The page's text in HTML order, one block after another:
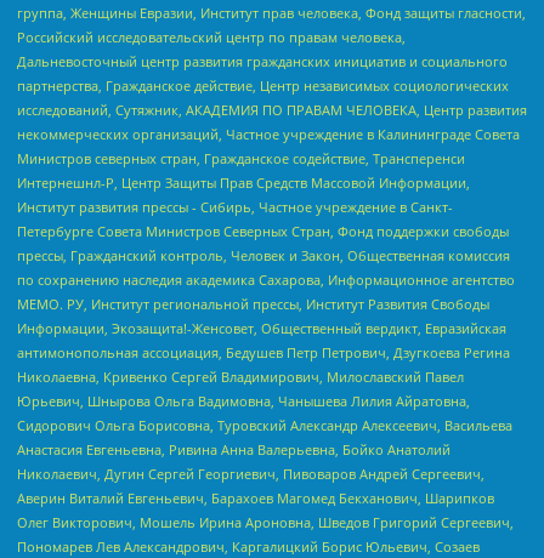
группа, Женщины Евразии, Институт прав человека, Фонд защиты гласности,
Российский исследовательский центр по правам человека,
Дальневосточный центр развития гражданских инициатив и социального
партнерства, Гражданское действие, Центр независимых социологических
исследований, Сутяжник, АКАДЕМИЯ ПО ПРАВАМ ЧЕЛОВЕКА, Центр развития
некоммерческих организаций, Частное учреждение в Калининграде Совета
Министров северных стран, Гражданское содействие, Трансперенси
Интернешнл-Р, Центр Защиты Прав Средств Массовой Информации,
Институт развития прессы - Сибирь, Частное учреждение в Санкт-
Петербурге Совета Министров Северных Стран, Фонд поддержки свободы
прессы, Гражданский контроль, Человек и Закон, Общественная комиссия
по сохранению наследия академика Сахарова, Информационное агентство
МЕМО. РУ, Институт региональной прессы, Институт Развития Свободы
Информации, Экозащита!-Женсовет, Общественный вердикт, Евразийская
антимонопольная ассоциация, Бедушев Петр Петрович, Дзугкоева Регина
Николаевна, Кривенко Сергей Владимирович, Милославский Павел
Юрьевич, Шнырова Ольга Вадимовна, Чанышева Лилия Айратовна,
Сидорович Ольга Борисовна, Туровский Александр Алексеевич, Васильева
Анастасия Евгеньевна, Ривина Анна Валерьевна, Бойко Анатолий
Николаевич, Дугин Сергей Георгиевич, Пивоваров Андрей Сергеевич,
Аверин Виталий Евгеньевич, Барахоев Магомед Бекханович, Шарипков
Олег Викторович, Мошель Ирина Ароновна, Шведов Григорий Сергеевич,
Пономарев Лев Александрович, Каргалицкий Борис Юльевич, Созаев